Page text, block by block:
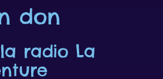
don
radio La